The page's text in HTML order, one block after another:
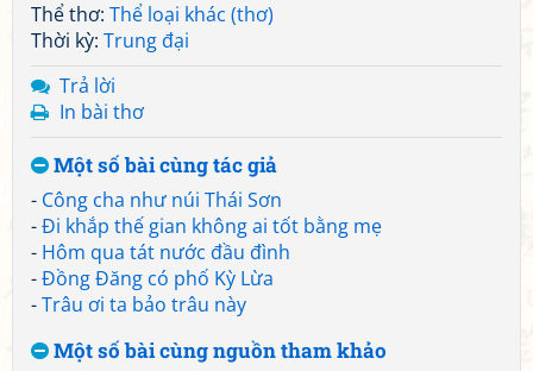
Thể thơ: Thể loại khác (thơ)
Thời kỳ: Trung đại
Trả lời
In bài thơ
Một số bài cùng tác giả
- Công cha như núi Thái Sơn
-Đi khắp thế gian không ai tốt bằng mẹ
- Hôm qua tát nước đầu đình
-Đồng Đăng có phố Kỳ Lừa
-Trâu ơi ta bảo trâu này
Một số bài cùng nguồn tham khảo